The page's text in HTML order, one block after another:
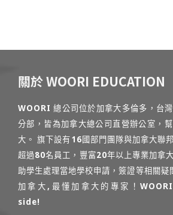
關於 WOORI EDUCATION
WOORI 總公司位於加拿大多倫多，台
分部，皆為加拿大總公司直營辦公室，
大。 旗下設有16國部門團隊與加拿大聯
超過80名員工，豐富20年以上專業加拿
助學生處理當地學校申請，簽證等相關疑
加拿大,最懂加拿大的專家！
side!